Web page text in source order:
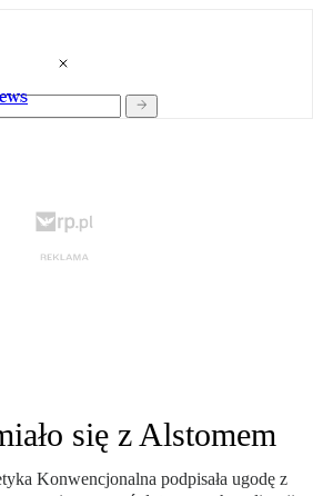
się z Alstomem
Konwencjonalna podpisała ugodę z